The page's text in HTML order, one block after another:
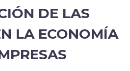
DE LAS
LA ECONOMÍA